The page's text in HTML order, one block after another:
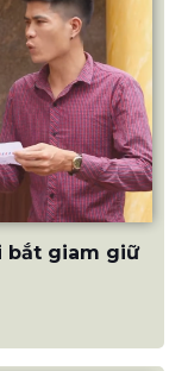
bắt giam giữ